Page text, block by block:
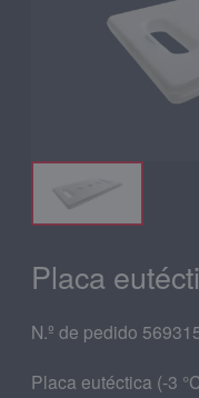
Placa
N.º de pedido
Placa eutéctica (-3